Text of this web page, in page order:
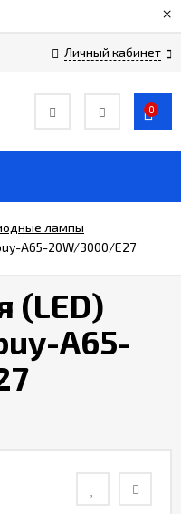
×
Личный кабинет
0
лампы
A65-20W/3000/E27
(LED)
A65-